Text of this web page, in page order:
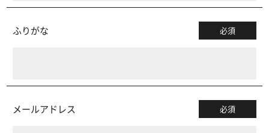
ふりがな 必須
メールアドレス 必須